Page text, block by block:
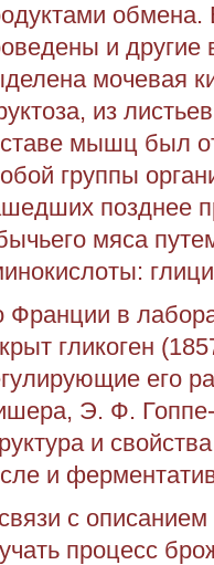
обмена.
и
мочевая
из
мышц был
группы
позднее
мяса
Франции в
гликоген
его
Э. Ф. Гоппе-
и
и
с описанием
процесс